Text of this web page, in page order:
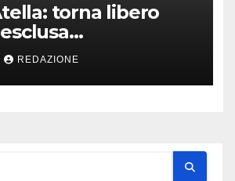
torna libero
per delinquere
REDAZIONE